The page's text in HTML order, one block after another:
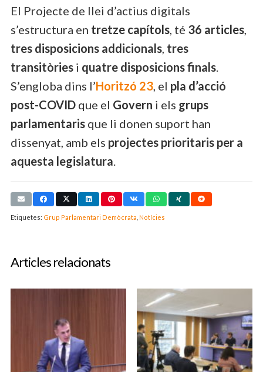
El Projecte de llei d’actius digitals
s’estructura en tretze capítols, té 36 articles,
tres disposicions addicionals, tres
transitòries i quatre disposicions finals.
S’engloba dins l’Horitzó 23, el pla d’acció
post-COVID que el Govern i els grups
parlamentaris que li donen suport han
dissenyat, amb els projectes prioritaris per a
aquesta legislatura.
Etiquetes: Grup Parlamentari Demòcrata Notícies
Articles relacionats